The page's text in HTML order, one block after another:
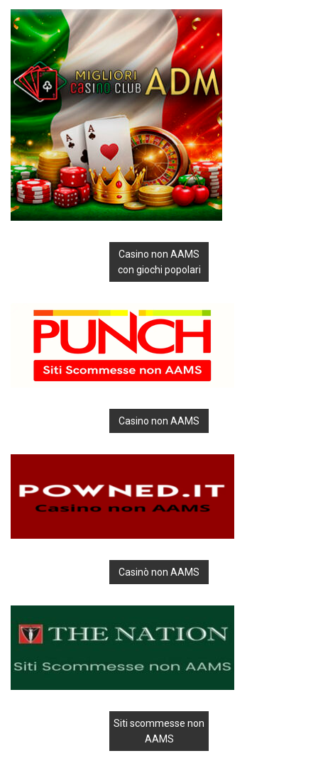
Casino non AAMS
con giochi popolari
Casino non AAMS
Casinò non AAMS
Siti scommesse non
AAMS